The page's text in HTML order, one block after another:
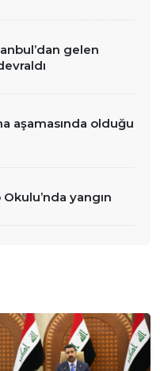
gelen
aşamasında olduğu
yangın